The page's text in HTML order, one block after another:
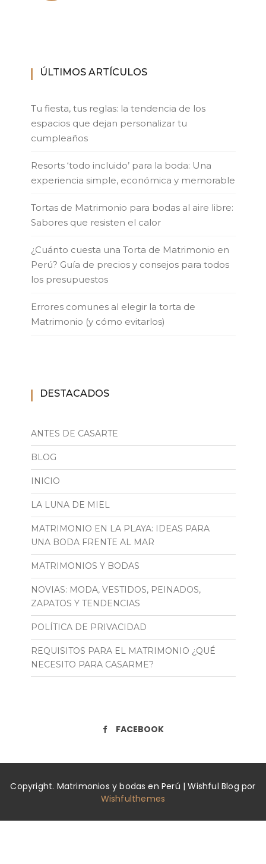
ÚLTIMOS ARTÍCULOS
Tu fiesta, tus reglas: la tendencia de los
espacios que dejan personalizar tu
cumpleaños
Resorts ‘todo incluido’ para la boda: Una
experiencia simple, económica y memorable
Tortas de Matrimonio para bodas al aire libre:
Sabores que resisten el calor
¿Cuánto cuesta una Torta de Matrimonio en
Perú? Guía de precios y consejos para todos
los presupuestos
Errores comunes al elegir la torta de
Matrimonio (y cómo evitarlos)
DESTACADOS
ANTES DE CASARTE
BLOG
INICIO
LA LUNA DE MIEL
MATRIMONIO EN LA PLAYA: IDEAS PARA
UNA BODA FRENTE AL MAR
MATRIMONIOS Y BODAS
NOVIAS: MODA, VESTIDOS, PEINADOS,
ZAPATOS Y TENDENCIAS
POLÍTICA DE PRIVACIDAD
REQUISITOS PARA EL MATRIMONIO ¿QUÉ
NECESITO PARA CASARME?
FACEBOOK
Copyright. Matrimonios y bodas en Perú | Wishful Blog por
Wishfulthemes